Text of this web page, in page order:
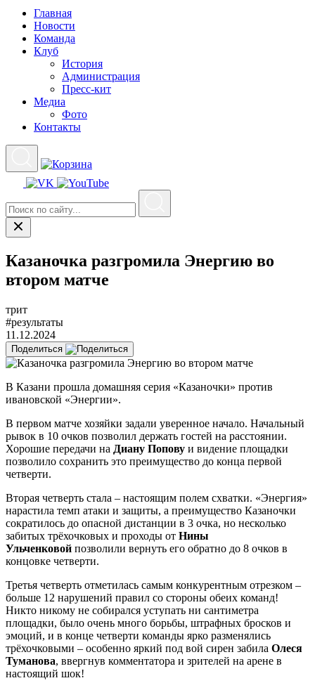
Главная
Новости
Команда
Клуб
История
Администрация
Пресс-кит
Медиа
Фото
Контакты
Казаночка разгромила Энергию во
втором матче
трит
#результаты
11.12.2024
Поделиться
В Казани прошла домашняя серия «Казаночки» против
ивановской «Энергии».
В первом матче хозяйки задали уверенное начало. Начальный
рывок в 10 очков позволил держать гостей на расстоянии.
Хорошие передачи на Диану Попову и видение площадки
позволило сохранить это преимущество до конца первой
четверти.
Вторая четверть стала – настоящим полем схватки. «Энергия»
нарастила темп атаки и защиты, а преимущество Казаночки
сократилось до опасной дистанции в 3 очка, но несколько
забитых трёхочковых и проходы от Нины
Ульченковой позволили вернуть его обратно до 8 очков в
концовке четверти.
Третья четверть отметилась самым конкурентным отрезком –
больше 12 нарушений правил со стороны обеих команд!
Никто никому не собирался уступать ни сантиметра
площадки, было очень много борьбы, штрафных бросков и
эмоций, и в конце четверти команды ярко разменялись
трёхочковыми – особенно яркий под вой сирен забила Олеся
Туманова, ввергнув комментатора и зрителей на арене в
настоящий шок!